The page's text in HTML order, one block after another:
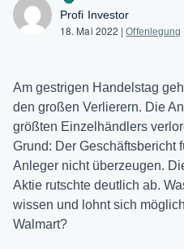
Profi Investor
18. Mai 2022 |Offenlegung
Am gestrigen Handelstag
den großen Verlierern. Die
größten Einzelhändlers
Grund: Der Geschäftsbericht
Anleger nicht überzeugen.
Aktie rutschte deutlich ab.
wissen und lohnt sich
Walmart?